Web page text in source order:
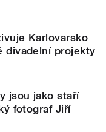
Karlovarsko
divadelní projekty
jsou jako staří
fotograf Jiří